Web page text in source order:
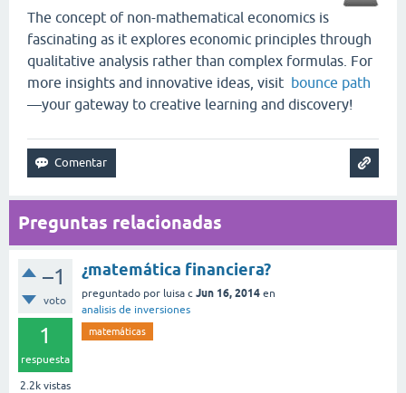
The concept of non-mathematical economics is
fascinating as it explores economic principles through
qualitative analysis rather than complex formulas. For
more insights and innovative ideas, visit bounce path
—your gateway to creative learning and discovery!
Preguntas relacionadas
–1
voto
1
respuesta
2.2k vistas
¿matemática financiera?
preguntado por luisa c Jun 16, 2014 en
analisis de inversiones
matemáticas